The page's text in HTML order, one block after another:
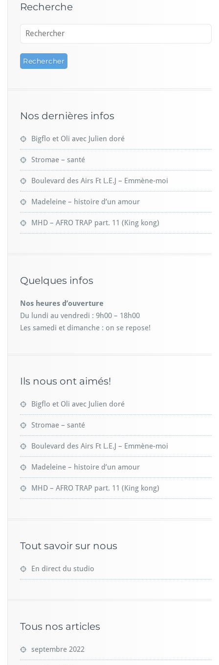
u
i
m
o
Recherche
Nos dernières infos
Bigflo et Oli avec Julien doré
Stromae – santé
Boulevard des Airs Ft L.E.J – Emmène-moi
Madeleine – histoire d’un amour
MHD – AFRO TRAP part. 11 (King kong)
Quelques infos
Nos heures d’ouverture
Du lundi au vendredi : 9h00 – 18h00
Les samedi et dimanche : on se repose!
Ils nous ont aimés!
Bigflo et Oli avec Julien doré
Stromae – santé
Boulevard des Airs Ft L.E.J – Emmène-moi
Madeleine – histoire d’un amour
MHD – AFRO TRAP part. 11 (King kong)
Tout savoir sur nous
En direct du studio
Tous nos articles
septembre 2022